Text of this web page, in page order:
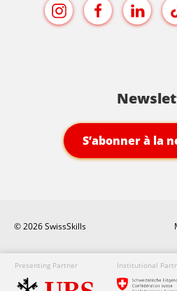
S’abonner à la
© 2026 SwissSkills
Presenting Partner Institutional